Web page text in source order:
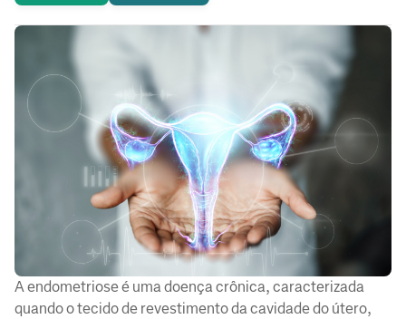
A endometriose é uma doença crônica, caracterizada
quando o tecido de revestimento da cavidade do útero,